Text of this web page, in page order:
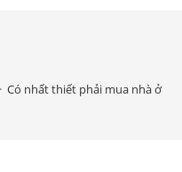
Có nhất thiết phải mua nhà ở